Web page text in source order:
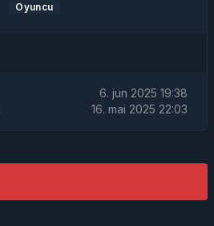
Oyuncu
6. jun 2025 19:38
16. mai 2025 22:03